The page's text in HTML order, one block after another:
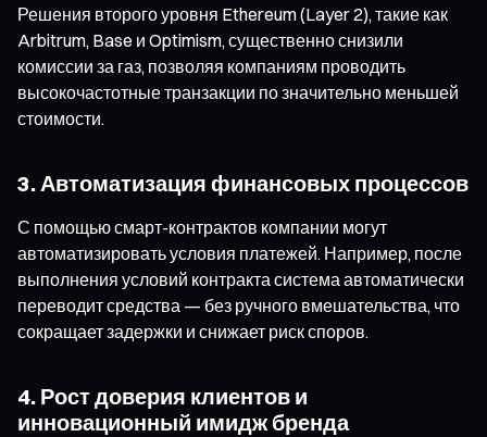
Решения второго уровня Ethereum (Layer 2), такие как
Arbitrum, Base и Optimism, существенно снизили
комиссии за газ, позволяя компаниям проводить
высокочастотные транзакции по значительно меньшей
стоимости.
3. Автоматизация финансовых процессов
С помощью смарт-контрактов компании могут
автоматизировать условия платежей. Например, после
выполнения условий контракта система автоматически
переводит средства — без ручного вмешательства, что
сокращает задержки и снижает риск споров.
4. Рост доверия клиентов и
инновационный имидж бренда